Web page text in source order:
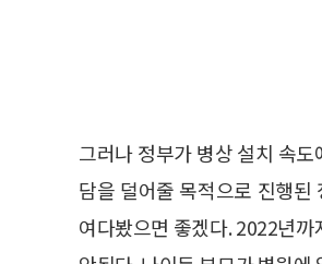
그러나 정부가 병상 설치 속
담을 덜어줄 목적으로 진행
여다봤으면 좋겠다. 2022년